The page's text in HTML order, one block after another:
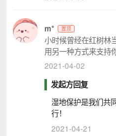
m* 置顶
小时候曾经在红树林
用另一种方式来支持
2021-04-02
发起方回复
湿地保护是我们共
行！
2021-04-21